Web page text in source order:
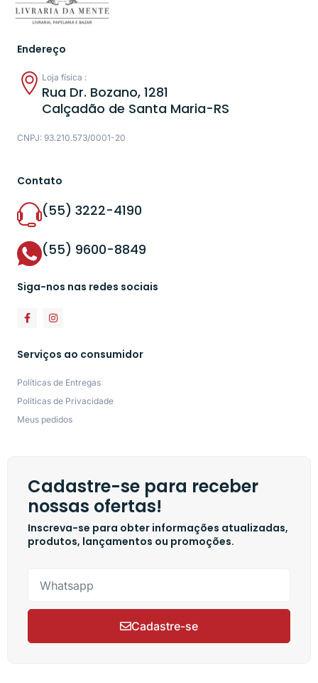
Endereço
Loja física :
Rua Dr. Bozano, 1281
Calçadão de Santa Maria-RS
CNPJ: 93.210.573/0001-20
Contato
(55) 3222-4190
(55) 9600-8849
Siga-nos nas redes sociais
Serviços ao consumidor
Políticas de Entregas
Políticas de Privacidade
Meus pedidos
Cadastre-se para receber
nossas ofertas!
Inscreva-se para obter informações atualizadas,
produtos, lançamentos ou promoções.
Cadastre-se